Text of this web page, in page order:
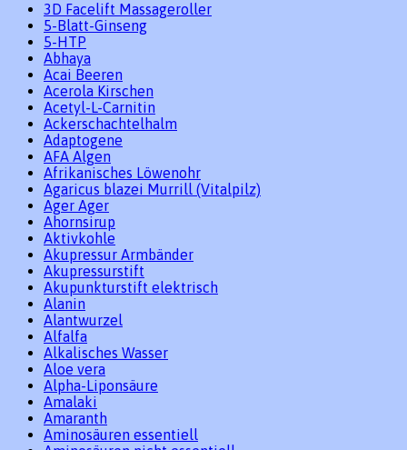
3D Facelift Massageroller
5-Blatt-Ginseng
5-HTP
Abhaya
Acai Beeren
Acerola Kirschen
Acetyl-L-Carnitin
Ackerschachtelhalm
Adaptogene
AFA Algen
Afrikanisches Löwenohr
Agaricus blazei Murrill (Vitalpilz)
Ager Ager
Ahornsirup
Aktivkohle
Akupressur Armbänder
Akupressurstift
Akupunkturstift elektrisch
Alanin
Alantwurzel
Alfalfa
Alkalisches Wasser
Aloe vera
Alpha-Liponsäure
Amalaki
Amaranth
Aminosäuren essentiell